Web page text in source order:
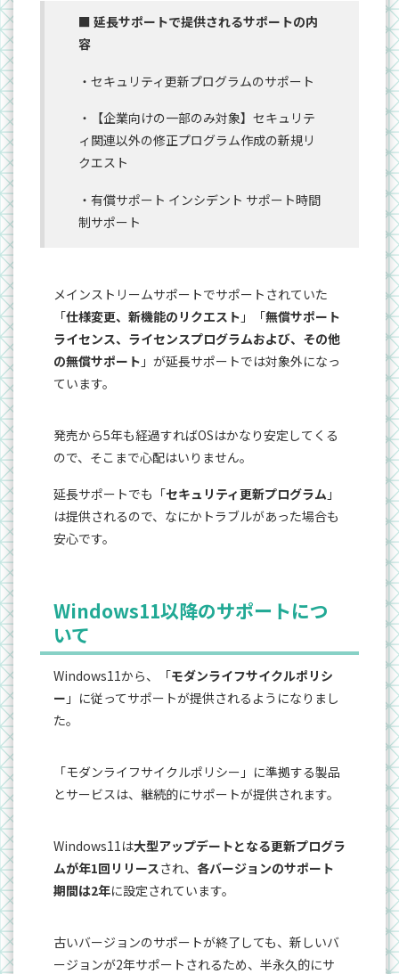
■ 延長サポートで提供されるサポートの内
容
・セキュリティ更新プログラムのサポート
・【企業向けの一部のみ対象】セキュリテ
ィ関連以外の修正プログラム作成の新規リ
クエスト
・有償サポート インシデント サポート時間
制サポート
メインストリームサポートでサポートされていた
「仕様変更、新機能のリクエスト 」「無償サポート
ライセンス、ライセンスプログラムおよび、その他
の無償サポート 」が延長サポートでは対象外になっ
ています。
発売から5年も経過すればOSはかなり安定してくる
ので、そこまで心配はいりません。
延長サポートでも「セキュリティ更新プログラム 」
は提供されるので、なにかトラブルがあった場合も
安心です。
Windows11以降のサポートにつ
いて
Windows11から、「モダンライフサイクルポリシ
ー 」に従ってサポートが提供されるようになりまし
た。
「モダンライフサイクルポリシー」に準拠する製品
とサービスは、継続的にサポートが提供されます。
Windows11は大型アップデートとなる更新プログラ
ムが年1回リリースされ、 各バージョンのサポート
期間は2年に設定されています。
古いバージョンのサポートが終了しても、新しいバ
ージョンが2年サポートされるため、半永久的にサ